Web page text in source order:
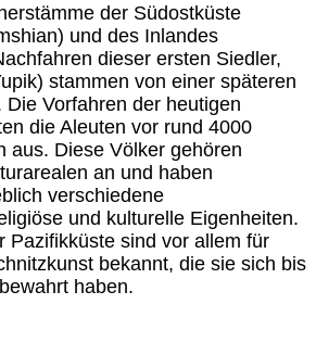
der Südostküste
und des Inlandes
dieser ersten Siedler,
stammen von einer späteren
Vorfahren der heutigen
die Aleuten vor rund 4000
aus. Diese Völker gehören
an und haben
verschiedene
und kulturelle Eigenheiten.
Pazifikküste sind vor allem für
bekannt, die sie sich bis
haben.